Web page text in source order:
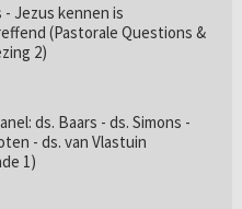
- Jezus kennen is
(Pastorale Questions &
2)
ds. Baars - ds. Simons -
- ds. van Vlastuin
1)